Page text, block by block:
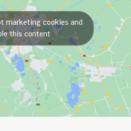
marketing cookies and
this content